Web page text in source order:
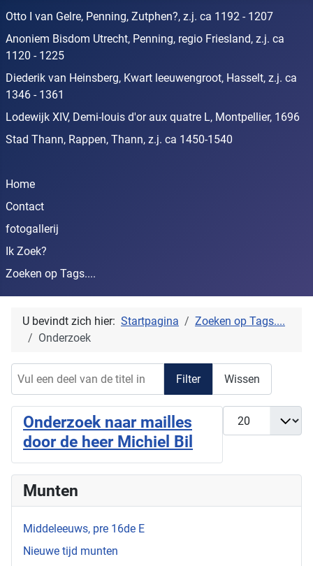
Otto I van Gelre, Penning, Zutphen?, z.j. ca 1192 - 1207
Anoniem Bisdom Utrecht, Penning, regio Friesland, z.j. ca
1120 - 1225
Diederik van Heinsberg, Kwart leeuwengroot, Hasselt, z.j. ca
1346 - 1361
Lodewijk XIV, Demi-louis d'or aux quatre L, Montpellier, 1696
Stad Thann, Rappen, Thann, z.j. ca 1450-1540
Home
Contact
fotogallerij
Ik Zoek?
Zoeken op Tags....
U bevindt zich hier: Startpagina
Zoeken op Tags....
Onderzoek
Filter Wissen
Toon #
Onderzoek naar mailles
door de heer Michiel Bil
Munten
Middeleeuws, pre 16de E
Nieuwe tijd munten